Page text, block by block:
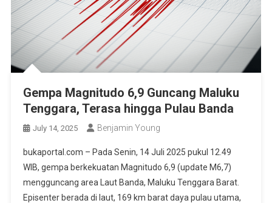
Gempa Magnitudo 6,9 Guncang Maluku
Tenggara, Terasa hingga Pulau Banda
July 14, 2025 Benjamin Young
bukaportal.com – Pada Senin, 14 Juli 2025 pukul 12.49
WIB, gempa berkekuatan Magnitudo 6,9 (update M6,7)
mengguncang area Laut Banda, Maluku Tenggara Barat.
Episenter berada di laut, 169 km barat daya pulau utama,